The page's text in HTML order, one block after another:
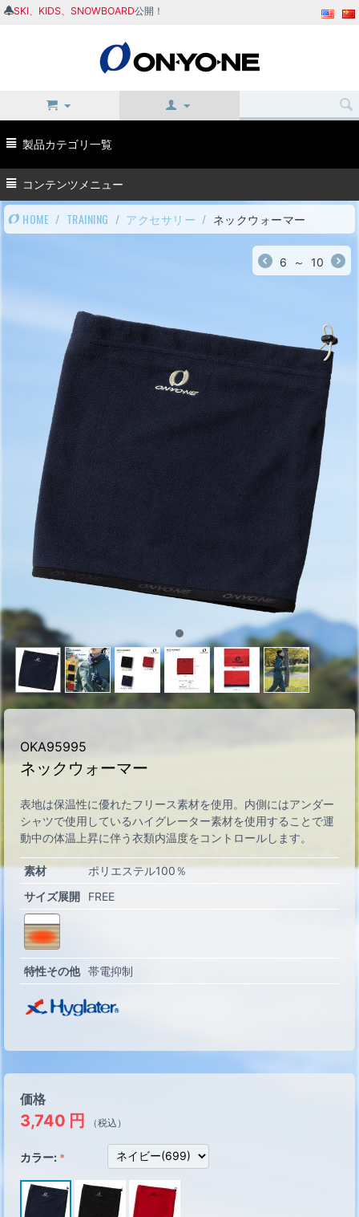
SKI KIDS SNOWBOARD公開！
製品カテゴリ一覧
コンテンツメニュー
HOME / TRAINING / アクセサリー / ネックウォーマー
6 ～ 10
OKA95995
ネックウォーマー
表地は保温性に優れたフリース素材を使用。内側にはアンダー
シャツで使用しているハイグレーター素材を使用することで運
動中の体温上昇に伴う衣類内温度をコントロールします。
素材
ポリエステル100％
サイズ展開
FREE
特性その他 帯電抑制
価格
3,740 円 （税込）
カラー: